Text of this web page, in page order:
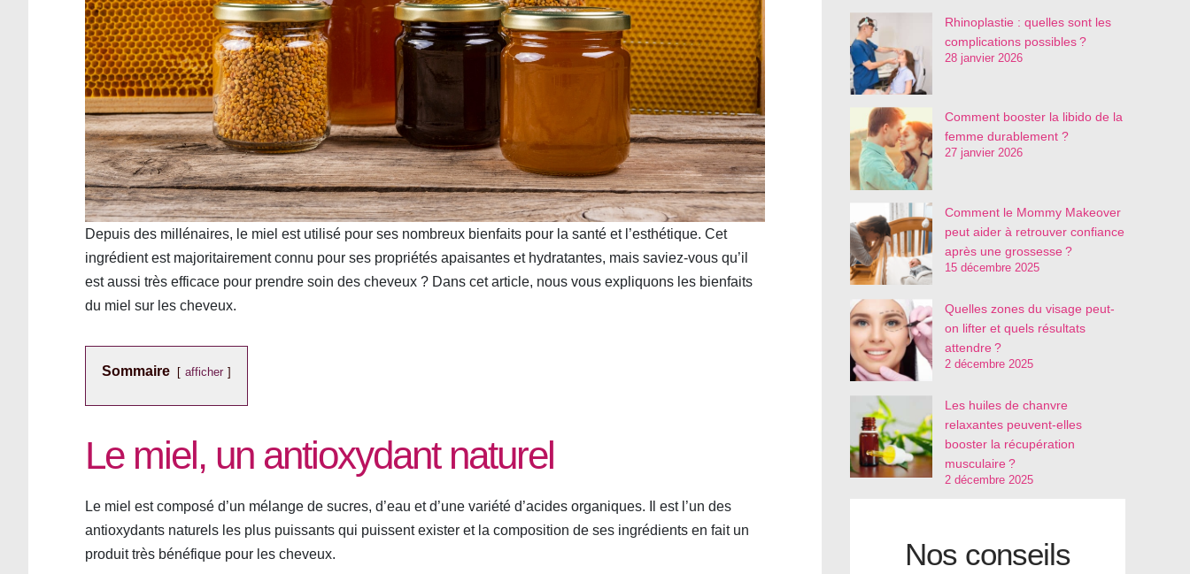
Depuis des millénaires, le miel est utilisé pour ses nombreux bienfaits pour la santé et l’esthétique. Cet
ingrédient est majoritairement connu pour ses propriétés apaisantes et hydratantes, mais saviez-vous qu’il
est aussi très efficace pour prendre soin des cheveux ? Dans cet article, nous vous expliquons les bienfaits
du miel sur les cheveux.
Sommaire afficher
Le miel, un antioxydant naturel
Le miel est composé d’un mélange de sucres, d’eau et d’une variété d’acides organiques. Il est l’un des
antioxydants naturels les plus puissants qui puissent exister et la composition de ses ingrédients en fait un
produit très bénéfique pour les cheveux.
Rhinoplastie : quelles sont les
complications possibles ?
28 janvier 2026
Comment booster la libido de la
femme durablement ?
27 janvier 2026
Comment le Mommy Makeover
peut aider à retrouver confiance
après une grossesse ?
15 décembre 2025
Quelles zones du visage peut-
on lifter et quels résultats
attendre ?
2 décembre 2025
Les huiles de chanvre
relaxantes peuvent-elles
booster la récupération
musculaire ?
2 décembre 2025
Nos conseils